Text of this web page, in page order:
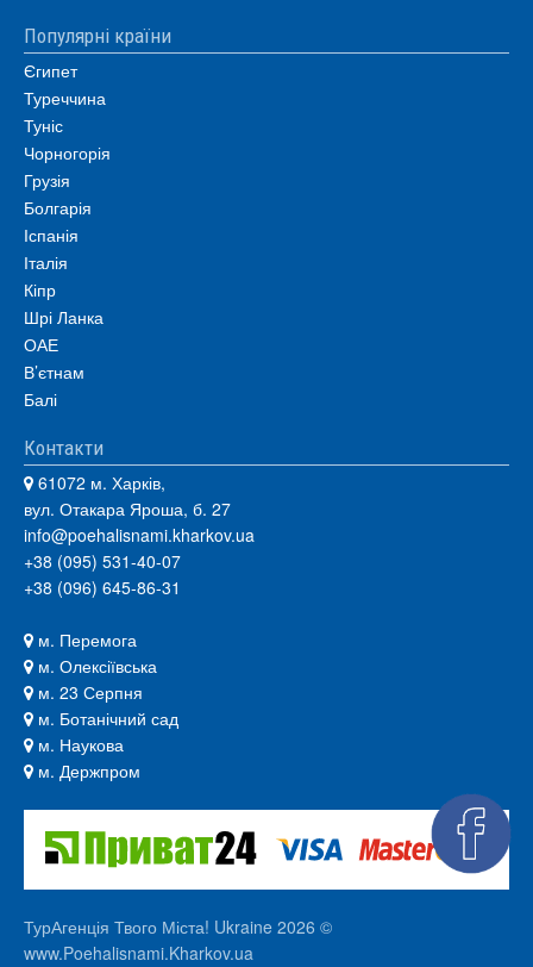
Популярні країни
Єгипет
Туреччина
Туніс
Чорногорія
Грузія
Болгарія
Іспанія
Італія
Кіпр
Шрі Ланка
ОАЕ
В’єтнам
Балі
Контакти
61072 м. Харків,
вул. Отакара Яроша, б. 27
info@poehalisnami.kharkov.ua
+38 (095) 531-40-07
+38 (096) 645-86-31
м. Перемога
м. Олексіївська
м. 23 Серпня
м. Ботанічний сад
м. Наукова
м. Держпром
ТурАгенція Твого Міста! Ukraine 2026 ©
www.Poehalisnami.Kharkov.ua